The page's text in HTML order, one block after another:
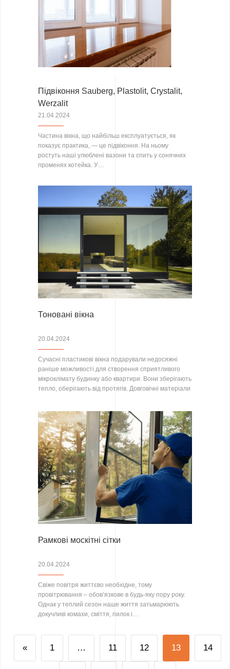
Підвіконня Sauberg, Plastolit, Crystalit,
Werzalit
21.04.2024
Частина вікна, що найбільш експлуатується, як
показує практика, — це підвіконня. На ньому
ростуть наші улюблені вазони та спить у сонячних
променях котейка. У…
Тоновані вікна
20.04.2024
Сучасні пластикові вікна подарували недосяжні
раніше можливості для створення сприятливого
мікроклімату будинку або квартири. Вони зберігають
тепло, оберігають від протягів. Довговічні матеріали
Рамкові москітні сітки
20.04.2024
Свіже повітря життєво необхідне, тому
провітрювання – обов’язкове в будь-яку пору року.
Однак у теплий сезон наше життя затьмарюють
докучливі комахи, сміття, пилок і…
« 1 … 11 12 13 14